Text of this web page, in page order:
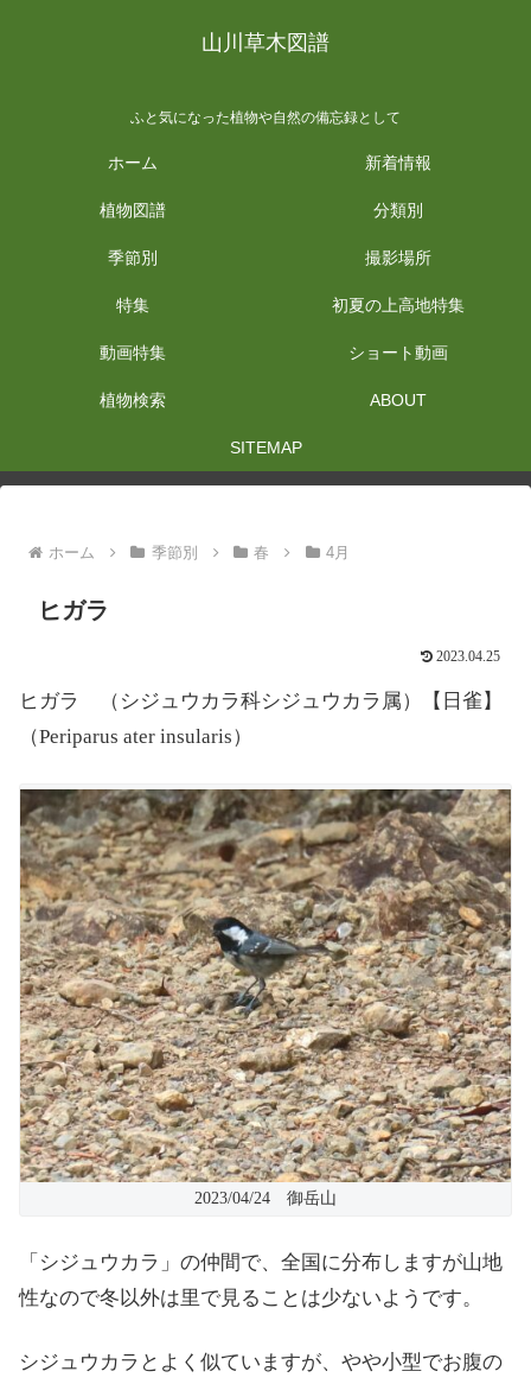
山川草木図譜
ふと気になった植物や自然の備忘録として
ホーム 新着情報
植物図譜 分類別
季節別 撮影場所
特集 初夏の上高地特集
動画特集 ショート動画
植物検索 ABOUT
SITEMAP
ホーム 季節別 春 4月
ヒガラ
2023.04.25
ヒガラ （シジュウカラ科シジュウカラ属）【日雀】
（Periparus ater insularis）
2023/04/24 御岳山
「シジュウカラ」の仲間で、全国に分布しますが山地
性なので冬以外は里で見ることは少ないようです。
シジュウカラとよく似ていますが、やや小型でお腹の